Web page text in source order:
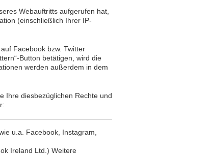
Webauftritts aufgerufen hat,
(einschließlich Ihrer IP-
Facebook bzw. Twitter
Button betätigen, wird die
werden außerdem in dem
Ihre diesbezüglichen Rechte und
u.a. Facebook, Instagram,
Ireland Ltd.) Weitere